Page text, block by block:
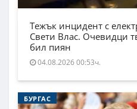
Тежък инцидент с
Свети Влас. Очевидци
бил пиян
04.08.2026 00:53ч.
БУРГАС